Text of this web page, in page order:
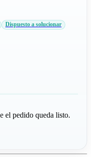
Dispuesto a solucionar
el pedido queda listo.